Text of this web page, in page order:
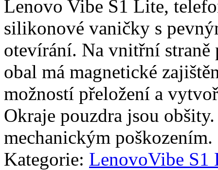
Lenovo Vibe S1 Lite,
silikonové vaničky s
otevírání. Na vnitřní
obal má magnetické
možností přeložení a
Okraje pouzdra jsou
mechanickým poškozením.
Kategorie: LenovoVibe S1